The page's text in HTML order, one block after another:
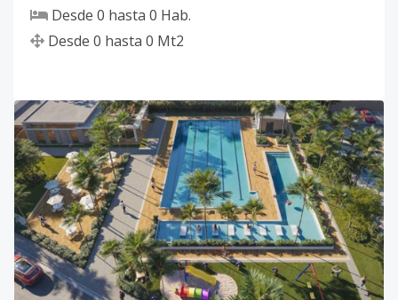
Desde 0 hasta 0 Hab.
Desde 0 hasta 0 Mt2